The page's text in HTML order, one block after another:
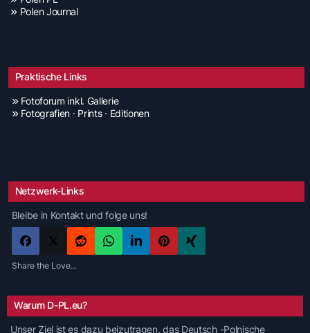
Polen Journal
Praktische Links
Fotoforum inkl. Gallerie
Fotografien · Prints · Editionen
Netzwerk-Links
Bleibe in Kontakt und folge uns!
Share the Love...
Warum D-PL.eu?
Unser Ziel ist es dazu beizutragen, das Deutsch -Polnische